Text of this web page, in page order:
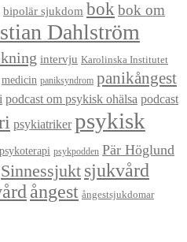
bipolär sjukdom bok bok om
Dahlström
intervju Karolinska Institutet
medicin paniksyndrom panikångest
podcast om psykisk ohälsa podcast
psykiatriker psykisk
psykoterapi psykpodden Pär Höglund
Sinnessjukt sjukvård
ångest ångestsjukdomar